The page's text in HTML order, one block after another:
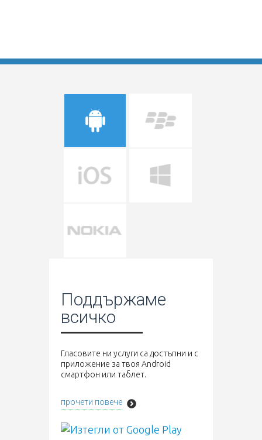
Поддържаме
всичко
Гласовите ни услуги са достъпни и с
приложение за твоя Android
смартфон или таблет.
прочети повече